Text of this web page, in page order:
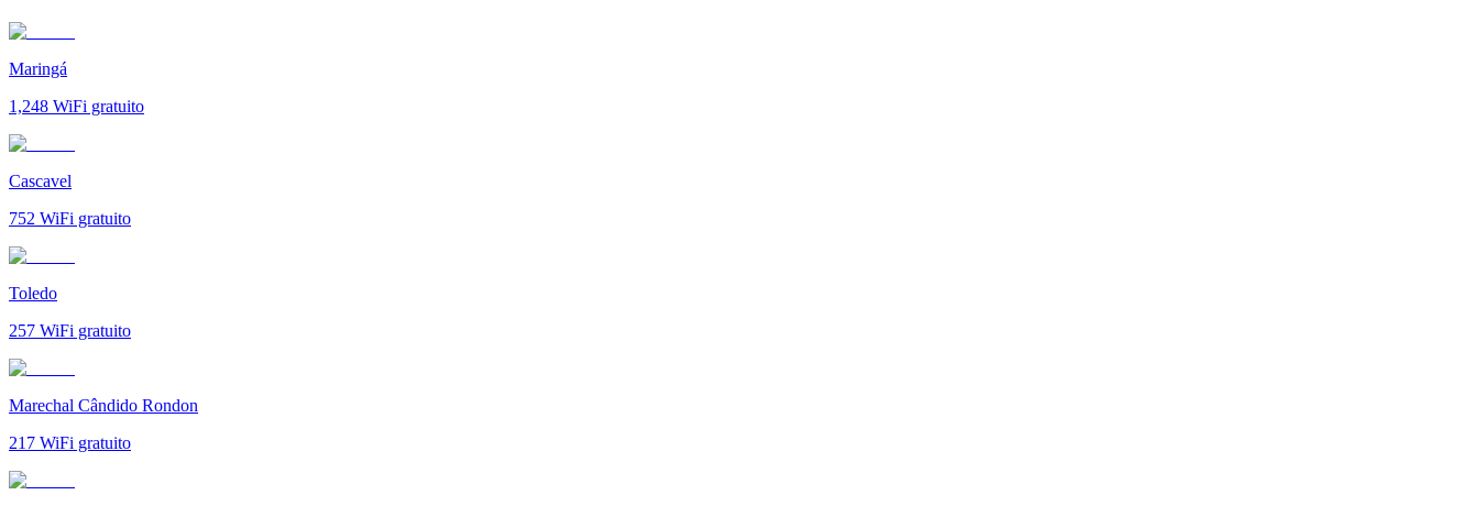
Maringá
1,248 WiFi gratuito
Cascavel
752 WiFi gratuito
Toledo
257 WiFi gratuito
Marechal Cândido Rondon
217 WiFi gratuito